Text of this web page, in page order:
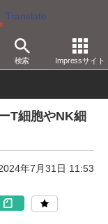
Translate
検索 Impressサイト
映画作品
T細胞やNK細
年7月31日 11:53